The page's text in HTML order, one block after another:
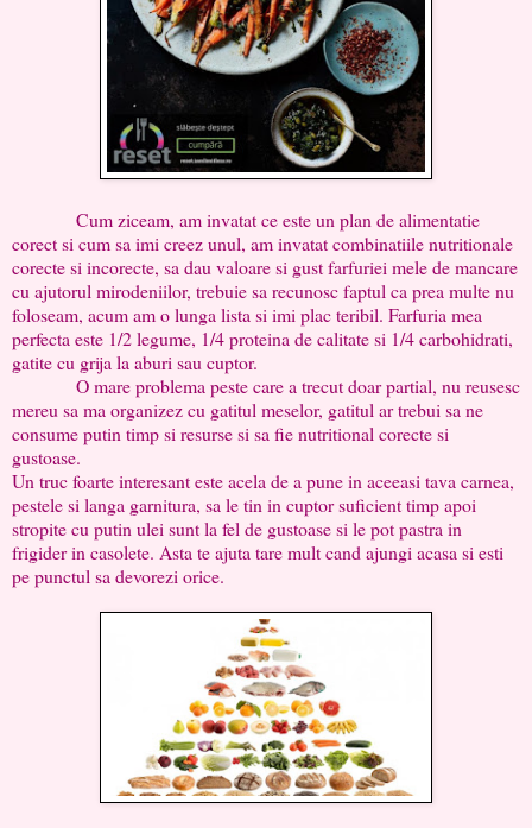
Cum ziceam, am invatat ce este un plan de alimentatie
corect si cum sa imi creez unul, am invatat combinatiile nutritionale
corecte si incorecte, sa dau valoare si gust farfuriei mele de mancare
cu ajutorul mirodeniilor, trebuie sa recunosc faptul ca prea multe nu
foloseam, acum am o lunga lista si imi plac teribil. Farfuria mea
perfecta este 1/2 legume, 1/4 proteina de calitate si 1/4 carbohidrati,
gatite cu grija la aburi sau cuptor.
O mare problema peste care a trecut doar partial, nu reusesc
mereu sa ma organizez cu gatitul meselor, gatitul ar trebui sa ne
consume putin timp si resurse si sa fie nutritional corecte si
gustoase.
Un truc foarte interesant este acela de a pune in aceeasi tava carnea,
pestele si langa garnitura, sa le tin in cuptor suficient timp apoi
stropite cu putin ulei sunt la fel de gustoase si le pot pastra in
frigider in casolete. Asta te ajuta tare mult cand ajungi acasa si esti
pe punctul sa devorezi orice.